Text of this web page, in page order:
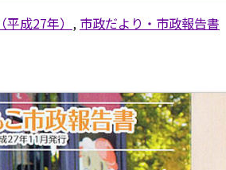
成27年） , 市政だより・市政報告書